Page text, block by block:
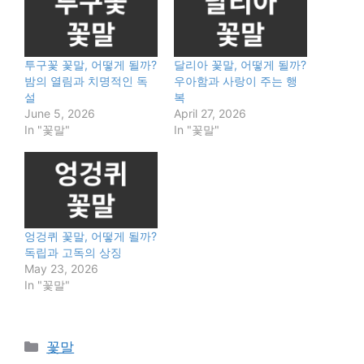
투구꽃 꽃말, 어떻게 될까?
밤의 열림과 치명적인 독
설
June 5, 2026
In "꽃말"
달리아 꽃말, 어떻게 될까?
우아함과 사랑이 주는 행
복
April 27, 2026
In "꽃말"
엉겅퀴 꽃말, 어떻게 될까?
독립과 고독의 상징
May 23, 2026
In "꽃말"
Categories
꽃말